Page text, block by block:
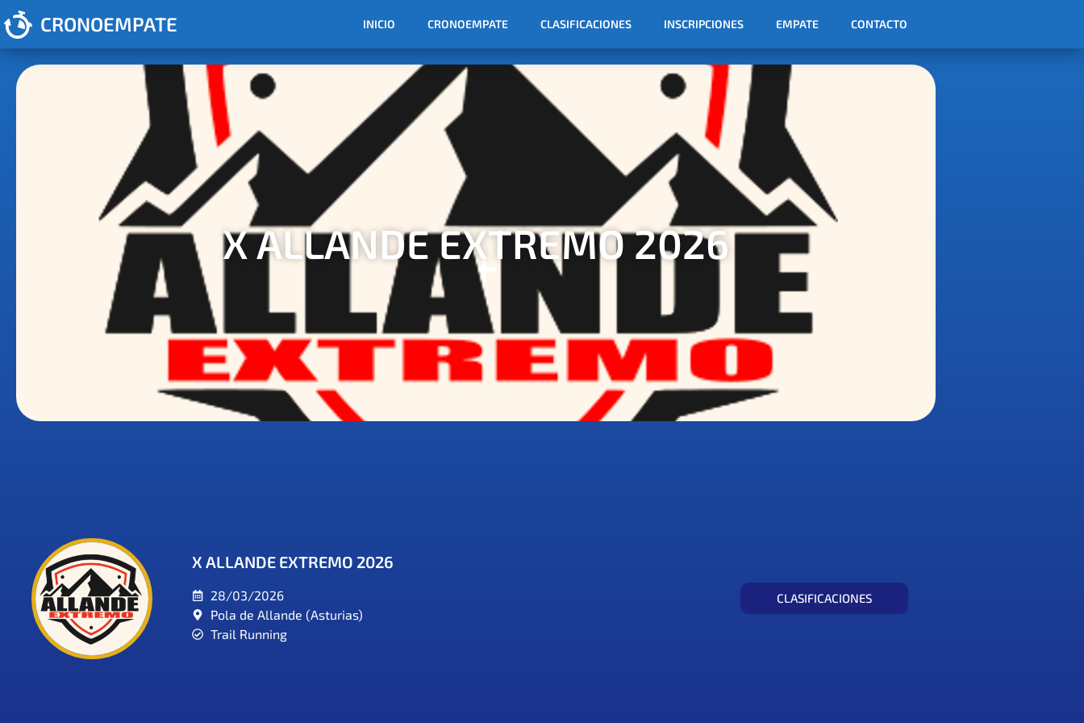
CRONOEMPATE INICIO CRONOEMPATE CLASIFICACIONES INSCRIPCIONES EMPATE CONTACTO
X ALLANDE EXTREMO 2026
X ALLANDE EXTREMO 2026
28/03/2026
Pola de Allande (Asturias)
Trail Running
CLASIFICACIONES